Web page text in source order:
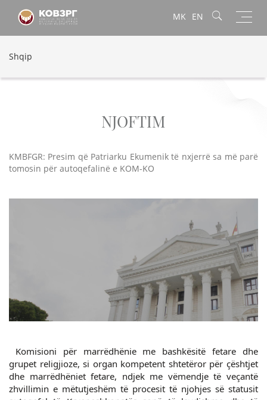
MK EN
Shqip
NJOFTIM
KMBFGR: Presim që Patriarku Ekumenik të nxjerrë sa më parë
tomosin për autoqefalinë e KOM-KO
Komisioni për marrëdhënie me bashkësitë fetare dhe
grupet religjioze, si organ kompetent shtetëror për çështjet
dhe marrëdhëniet fetare, ndjek me vëmendje të veçantë
zhvillimin e mëtutjeshëm të procesit të njohjes së statusit